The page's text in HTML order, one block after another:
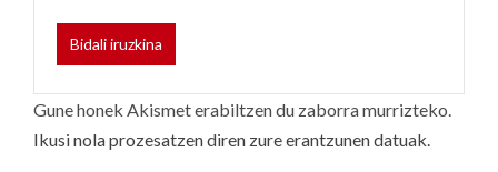
Gune honek Akismet erabiltzen du zaborra murrizteko.
Ikusi nola prozesatzen diren zure erantzunen datuak.